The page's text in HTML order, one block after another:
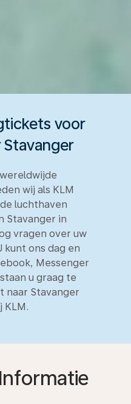
voor
wij als KLM
luchthaven
Stavanger in
vragen over uw
kunt ons dag en
Messenger
u graag te
naar Stavanger
KLM.